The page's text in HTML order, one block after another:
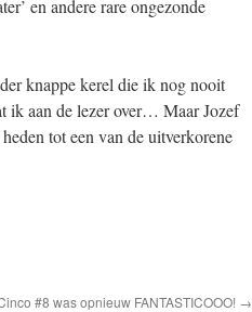
en andere rare ongezonde
knappe kerel die ik nog nooit
ik aan de lezer over… Maar Jozef
tot een van de uitverkorene
#8 was opnieuw FANTASTICOOO! →